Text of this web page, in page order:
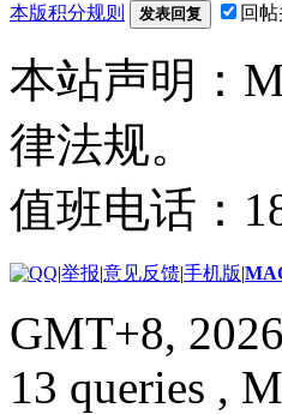
本版积分规则 发表回复 回
本站声明：
律法规。
值班电话：
|举报|意见反馈|手机版|
GMT+8,
13 queries ,